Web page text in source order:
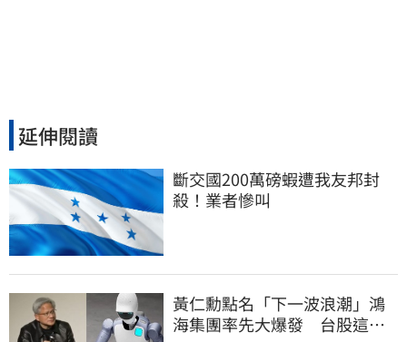
延伸閱讀
斷交國200萬磅蝦遭我友邦封
殺！業者慘叫
黃仁勳點名「下一波浪潮」鴻
海集團率先大爆發 台股這族